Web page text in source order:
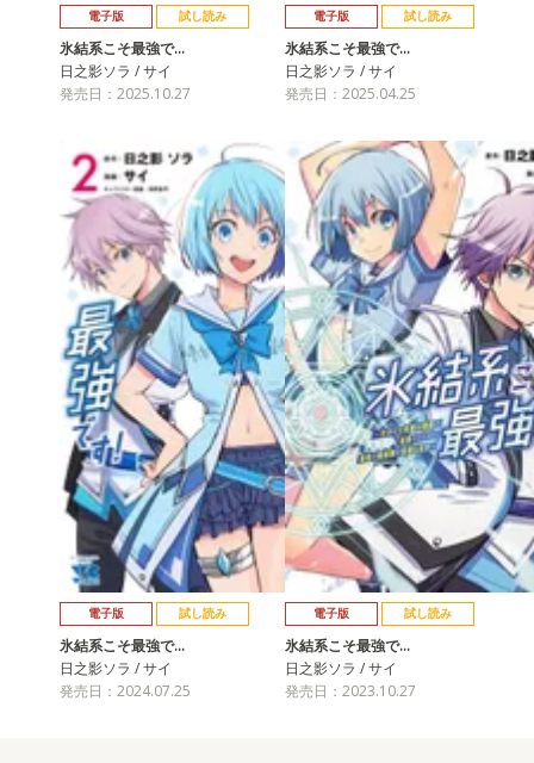
電子版 試し読み
氷結系こそ最強で…
日之影ソラ / サイ
発売日：2025.10.27
電子版 試し読み
氷結系こそ最強で…
日之影ソラ / サイ
発売日：2025.04.25
電子版 試し読み
氷結系こそ最強で…
日之影ソラ / サイ
発売日：2024.07.25
電子版 試し読み
氷結系こそ最強で…
日之影ソラ / サイ
発売日：2023.10.27